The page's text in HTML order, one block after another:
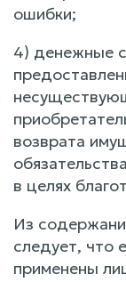
ошибки;
4) денежные
возврата
в целях
Из
следует, что
применены